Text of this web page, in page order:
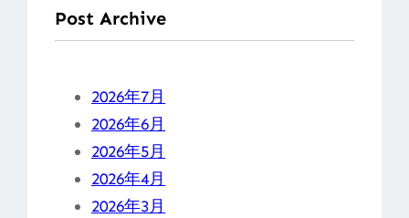
Post Archive
2026年7月
2026年6月
2026年5月
2026年4月
2026年3月